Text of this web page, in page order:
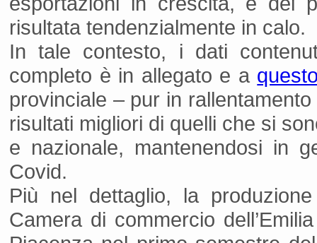
risultata tendenzialmente in calo.
In tale contesto, i dati
completo è in allegato e a
provinciale – pur in
risultati migliori di quelli che si
e nazionale, mantenendosi in
Covid.
Più nel dettaglio, la
Camera di commercio